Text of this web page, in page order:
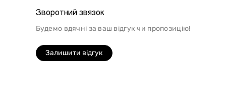
Зворотний звязок
Будемо вдячні за ваш відгук чи пропозицію!
Залишити відгук